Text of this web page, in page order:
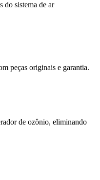
do sistema de ar
peças originais e garantia.
de ozônio, eliminando